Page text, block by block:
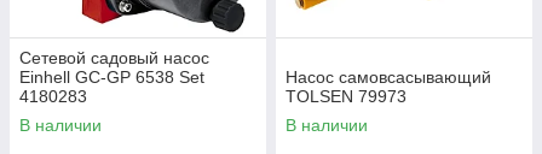
Сетевой садовый насос
Einhell GC-GP 6538 Set
4180283
В наличии
Насос самовсасывающий
TOLSEN 79973
В наличии